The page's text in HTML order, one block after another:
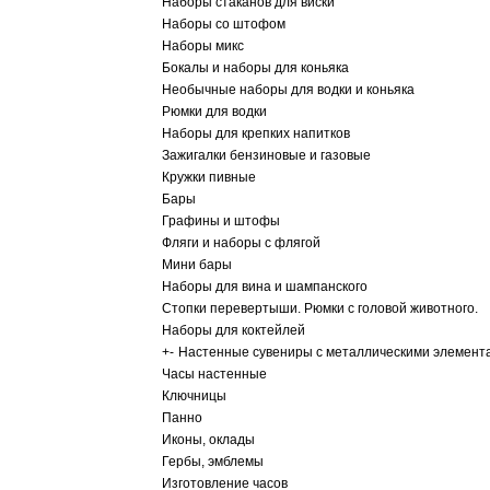
Наборы со штофом
Наборы микс
Бокалы и наборы для коньяка
Необычные наборы для водки и коньяка
Рюмки для водки
Наборы для крепких напитков
Зажигалки бензиновые и газовые
Кружки пивные
Бары
Графины и штофы
Фляги и наборы с флягой
Мини бары
Наборы для вина и шампанского
Стопки перевертыши. Рюмки с головой животного.
Наборы для коктейлей
+- Настенные сувениры с металлическими
Часы настенные
Ключницы
Панно
Иконы, оклады
Гербы, эмблемы
Изготовление часов